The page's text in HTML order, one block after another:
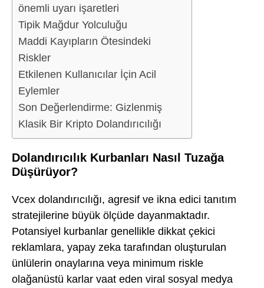
önemli uyarı işaretleri
Tipik Mağdur Yolculuğu
Maddi Kayıpların Ötesindeki
Riskler
Etkilenen Kullanıcılar İçin Acil
Eylemler
Son Değerlendirme: Gizlenmiş
Klasik Bir Kripto Dolandırıcılığı
Dolandırıcılık Kurbanları Nasıl Tuzağa
Düşürüyor?
Vcex dolandırıcılığı, agresif ve ikna edici tanıtım
stratejilerine büyük ölçüde dayanmaktadır.
Potansiyel kurbanlar genellikle dikkat çekici
reklamlara, yapay zeka tarafından oluşturulan
ünlülerin onaylarına veya minimum riskle
olağanüstü karlar vaat eden viral sosyal medya